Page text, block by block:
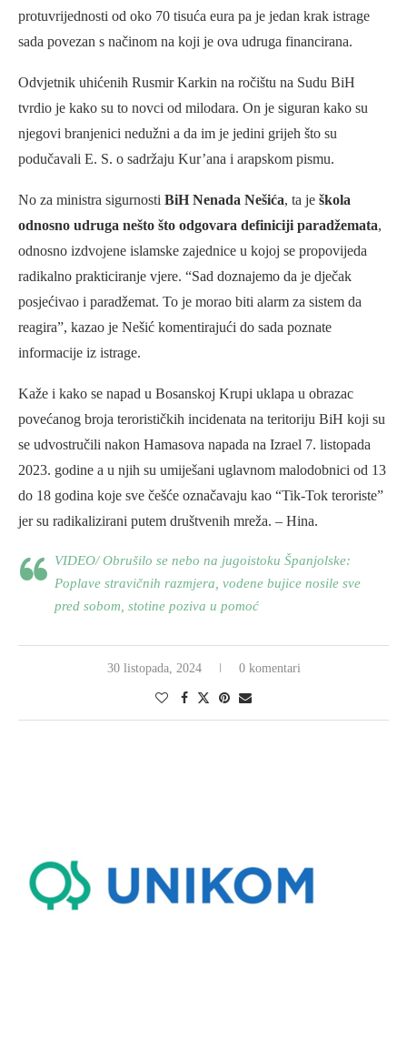
protuvrijednosti od oko 70 tisuća eura pa je jedan krak istrage
sada povezan s načinom na koji je ova udruga financirana.
Odvjetnik uhićenih Rusmir Karkin na ročištu na Sudu BiH
tvrdio je kako su to novci od milodara. On je siguran kako su
njegovi branjenici nedužni a da im je jedini grijeh što su
podučavali E. S. o sadržaju Kur’ana i arapskom pismu.
No za ministra sigurnosti BiH Nenada Nešića, ta je škola
odnosno udruga nešto što odgovara definiciji paradžemata,
odnosno izdvojene islamske zajednice u kojoj se propovijeda
radikalno prakticiranje vjere. “Sad doznajemo da je dječak
posjećivao i paradžemat. To je morao biti alarm za sistem da
reagira”, kazao je Nešić komentirajući do sada poznate
informacije iz istrage.
Kaže i kako se napad u Bosanskoj Krupi uklapa u obrazac
povećanog broja terorističkih incidenata na teritoriju BiH koji su
se udvostručili nakon Hamasova napada na Izrael 7. listopada
2023. godine a u njih su umiješani uglavnom malodobnici od 13
do 18 godina koje sve češće označavaju kao “Tik-Tok teroriste”
jer su radikalizirani putem društvenih mreža. – Hina.
VIDEO/ Obrušilo se nebo na jugoistoku Španjolske:
Poplave stravičnih razmjera, vodene bujice nosile sve
pred sobom, stotine poziva u pomoć
30 listopada, 2024 0 komentari